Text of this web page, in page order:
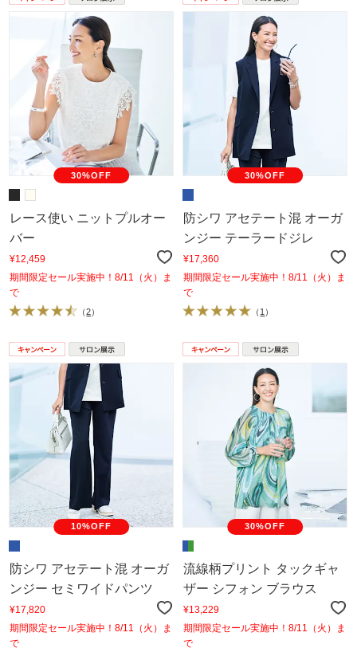
30%OFF
レース使い ニットプルオー
バー
¥12,459
期間限定セール実施中！8/11（火）ま
で
（2）
30%OFF
防シワ アセテート混 オーガ
ンジー テーラードジレ
¥17,360
期間限定セール実施中！8/11（火）ま
で
（ 1 ）
10%OFF
防シワ アセテート混 オーガ
ンジー セミワイドパンツ
¥17,820
期間限定セール実施中！8/11（火）ま
で
30%OFF
流線柄プリント タックギャ
ザー シフォン ブラウス
¥13,229
期間限定セール実施中！8/11（火）ま
で